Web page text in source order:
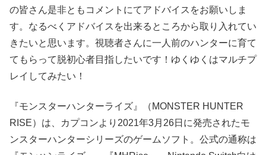
の皆さん是非ともコメントにてアドバイスをお願いしま
す。なるべくアドバイスを出来るところから取り入れてい
きたいと思います。視聴者さんに一人前のハンターに育て
てもらって脱初心者目指したいです！ゆくゆくはマルチプ
レイしてみたい！
『モンスターハンターライズ』（MONSTER HUNTER
RISE）は、カプコンより2021年3月26日に発売されたモ
ンスターハンターシリーズのゲームソフト。公式の通称は